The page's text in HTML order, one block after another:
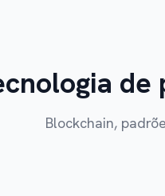
Blockchain,